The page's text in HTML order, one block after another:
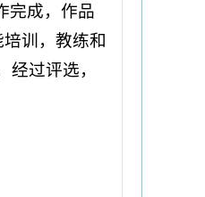
完成，作品
训，教练和
过评选，